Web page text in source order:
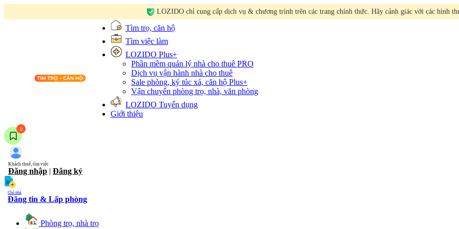
LOZIDO chỉ cung cấp dịch vụ & chương trình trên các trang chính thức. Hãy cảnh giác với các hình
Tìm trọ, căn hộ
Tìm việc làm
LOZIDO Plus+
Phần mềm quản lý nhà cho thuêPRO
Dịch vụ vận hành nhà cho thuê
Sale phòng, ký túc xá, căn hộPlus+
Vận chuyển phòng trọ, nhà, văn phòng
LOZIDO Tuyển dụng
Giới thiệu
0
Khách thuê, tìm việc
Đăng nhập | Đăng ký
Chủ nhà
Đăng tin & Lấp phòng
Phòng trọ, nhà trọ